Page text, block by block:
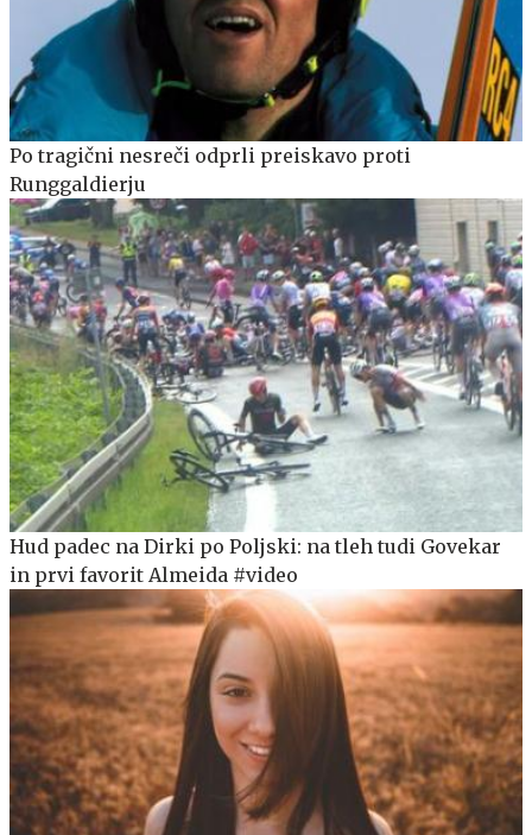
Po tragični nesreči odprli preiskavo proti
Runggaldierju
Hud padec na Dirki po Poljski: na tleh tudi Govekar
in prvi favorit Almeida #video